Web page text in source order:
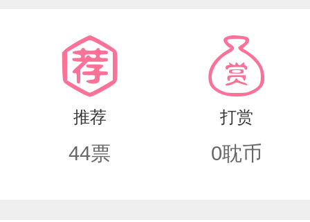
上位的小白莲，时在有次领口没遮住
作样的小妖/精……彼时时在正坐在江
出水来：“我真的是……么？”江总亲/亲
推荐
44票
打赏
0耽币